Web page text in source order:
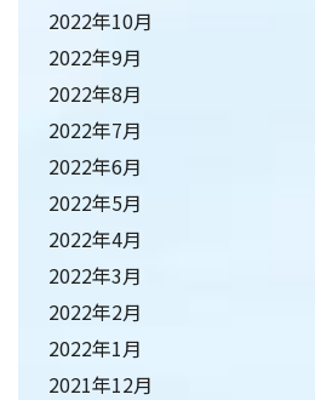
2022年10月
2022年9月
2022年8月
2022年7月
2022年6月
2022年5月
2022年4月
2022年3月
2022年2月
2022年1月
2021年12月